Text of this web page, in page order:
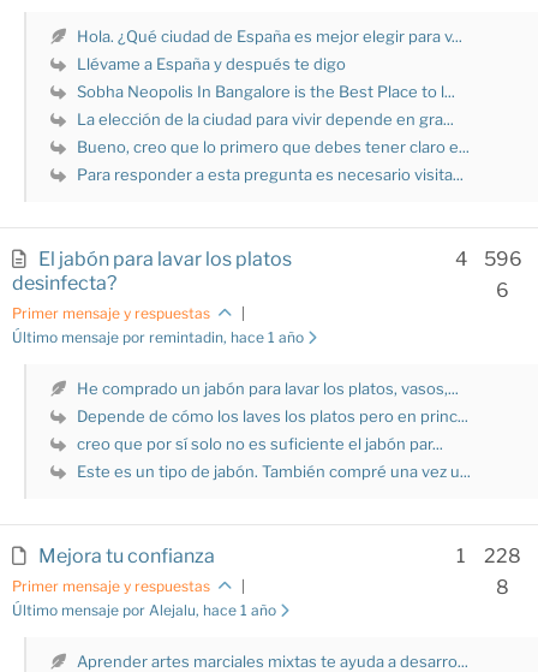
Hola. ¿Qué ciudad de España es mejor elegir para v...
Llévame a España y después te digo
Sobha Neopolis In Bangalore is the Best Place to l...
La elección de la ciudad para vivir depende en gra...
Bueno, creo que lo primero que debes tener claro e...
Para responder a esta pregunta es necesario visita...
El jabón para lavar los platos
desinfecta?
Primer mensaje y respuestas
|
Último mensaje por remintadin, hace 1 año
596
6
4
He comprado un jabón para lavar los platos, vasos,...
Depende de cómo los laves los platos pero en princ...
creo que por sí solo no es suficiente el jabón par...
Este es un tipo de jabón. También compré una vez u...
Mejora tu confianza
Primer mensaje y respuestas
|
Último mensaje por Alejalu, hace 1 año
228
8
1
Aprender artes marciales mixtas te ayuda a desarro...